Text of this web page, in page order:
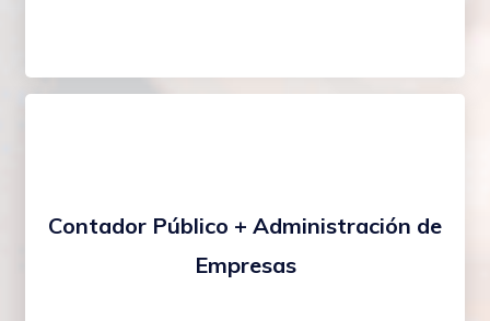
Contador Público + Administración de
Empresas